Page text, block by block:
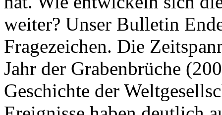
weiter? Unser Bulletin
Fragezeichen. Die
Jahr der Grabenbrüche
Geschichte der